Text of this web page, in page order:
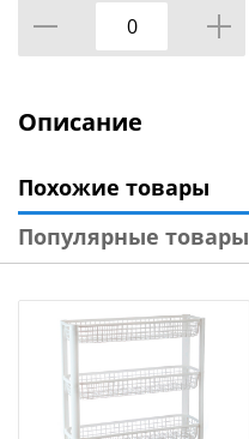
Описание
Похожие товары
Популярные товары